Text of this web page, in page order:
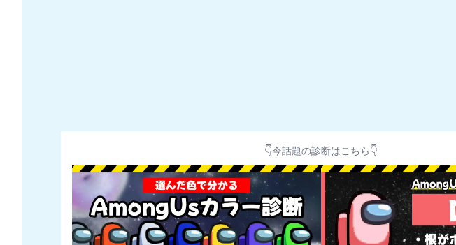
👇今話題の診断はこちら👇